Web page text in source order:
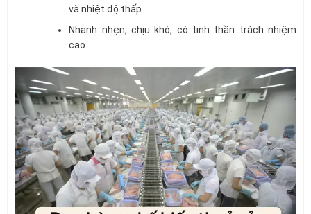
và nhiệt độ thấp.
Nhanh nhẹn, chịu khó, có tinh thần trách nhiệm
cao.